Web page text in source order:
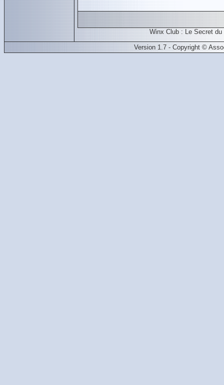
Winx Club : Le Secret
Version 1.7 - Copyright ©